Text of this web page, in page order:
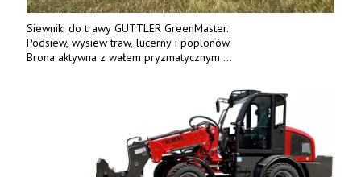
Siewniki do trawy GUTTLER GreenMaster.
Podsiew, wysiew traw, lucerny i poplonów.
Brona aktywna z wałem pryzmatycznym